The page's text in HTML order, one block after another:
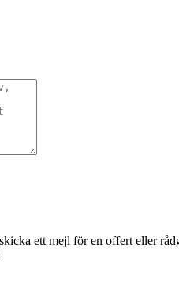
ett mejl för en offert eller